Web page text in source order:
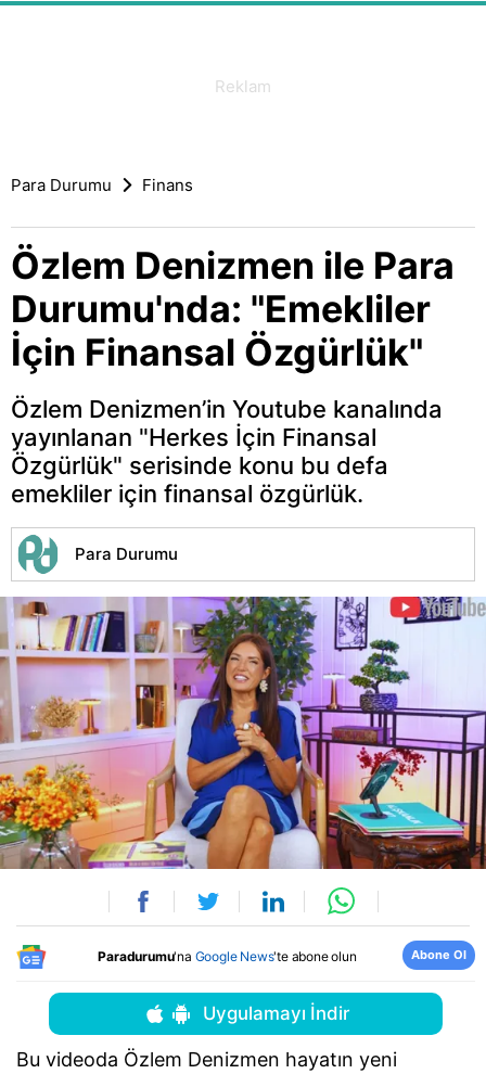
Para Durumu Finans
Özlem Denizmen ile Para
Durumu'nda: "Emekliler
İçin Finansal Özgürlük"
Özlem Denizmen’in Youtube kanalında
yayınlanan "Herkes İçin Finansal
Özgürlük" serisinde konu bu defa
emekliler için finansal özgürlük.
Para Durumu
Paradurumu'na Google News'te abone olun Abone Ol
Uygulamayı İndir
Bu videoda Özlem Denizmen hayatın yeni